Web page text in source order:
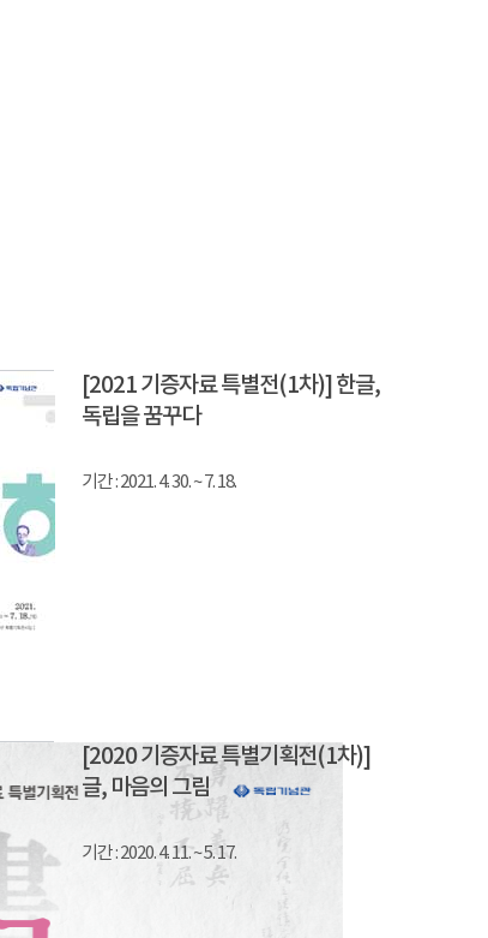
[2021 기증자료 특별전(1차)] 한글,
독립을 꿈꾸다
기간 : 2021. 4. 30. ~ 7. 18.
[2020 기증자료 특별기획전(1차)]
글, 마음의 그림
기간 : 2020. 4. 11. ~ 5. 17.